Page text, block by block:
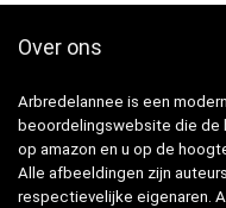
Over ons
Arbredelannee is een
beoordelingswebsite die de
op amazon en u op de
Alle afbeeldingen zijn
respectievelijke eigenaren.